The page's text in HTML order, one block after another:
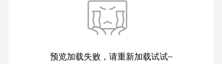
预览加载失败，请重新加载试试~